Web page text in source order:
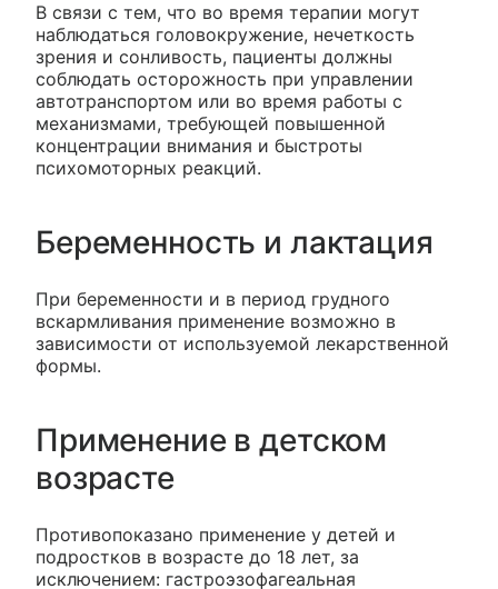
В связи с тем, что во время терапии могут
наблюдаться головокружение, нечеткость
зрения и сонливость, пациенты должны
соблюдать осторожность при управлении
автотранспортом или во время работы с
механизмами, требующей повышенной
концентрации внимания и быстроты
психомоторных реакций.
Беременность и лактация
При беременности и в период грудного
вскармливания применение возможно в
зависимости от используемой лекарственной
формы.
Применение в детском
возрасте
Противопоказано применение у детей и
подростков в возрасте до 18 лет, за
исключением: гастроэзофагеальная